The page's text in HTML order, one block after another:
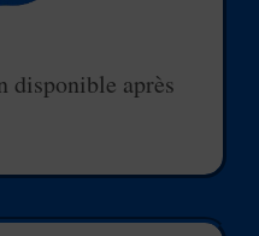
disponible après